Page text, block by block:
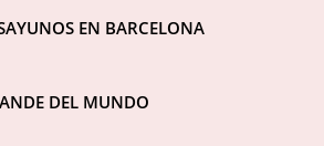
EN BARCELONA
DEL MUNDO